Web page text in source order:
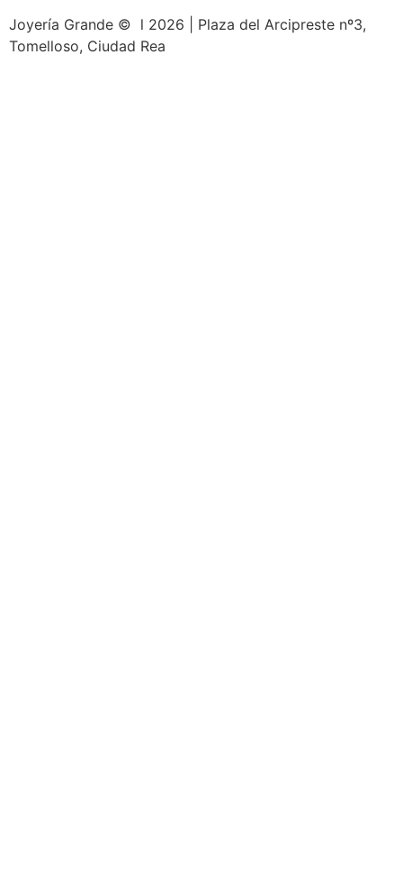
Joyería Grande © l 2026 | Plaza del Arcipreste nº3,
Tomelloso, Ciudad Rea